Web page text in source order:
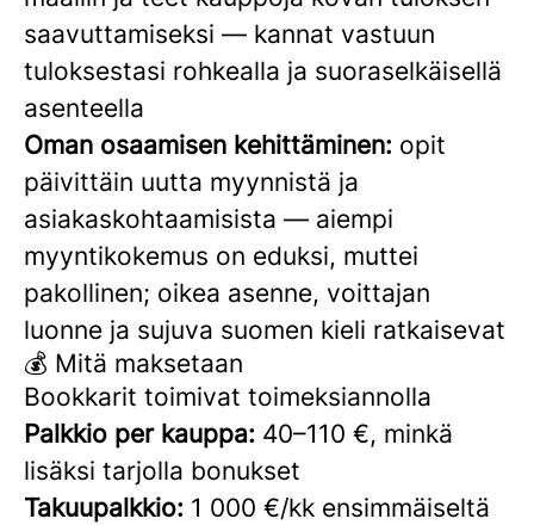
saavuttamiseksi — kannat vastuun
tuloksestasi rohkealla ja suoraselkäisellä
asenteella
Oman osaamisen kehittäminen: opit
päivittäin uutta myynnistä ja
asiakaskohtaamisista — aiempi
myyntikokemus on eduksi, muttei
pakollinen; oikea asenne, voittajan
luonne ja sujuva suomen kieli ratkaisevat
💰 Mitä maksetaan
Bookkarit toimivat toimeksiannolla
Palkkio per kauppa: 40–110 €, minkä
lisäksi tarjolla bonukset
Takuupalkkio: 1 000 €/kk ensimmäiseltä